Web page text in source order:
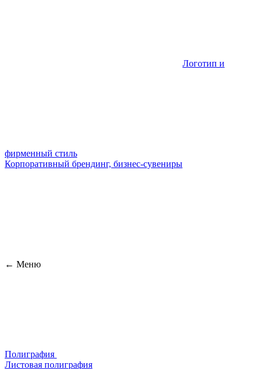
Логотип и
фирменный стиль
Корпоративный брендинг, бизнес-сувениры
← Меню
Полиграфия
Листовая полиграфия